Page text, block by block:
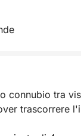
connubio tra
trascorrere